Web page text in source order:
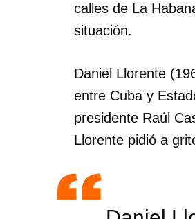
calles de La
situación.
Daniel Llorente
entre Cuba y
presidente Raúl
Llorente pidió a